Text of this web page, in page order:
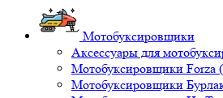
Мотобуксировщики
Аксессуары для
Мотобуксировщики Forza
Мотобуксировщики